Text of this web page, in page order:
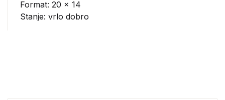
Format: 20 x 14
Stanje: vrlo dobro